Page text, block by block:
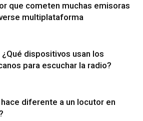
que cometen muchas emisoras
multiplataforma
¿Qué dispositivos usan los
para escuchar la radio?
hace diferente a un locutor en